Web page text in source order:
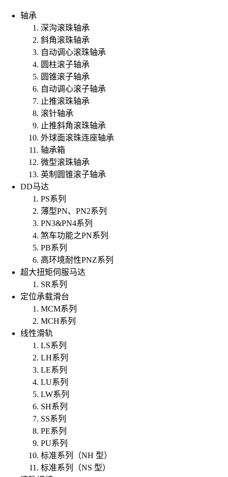
轴承
深沟滚珠轴承
斜角滚珠轴承
自动调心滚珠轴承
圆柱滚子轴承
圆锥滚子轴承
自动调心滚子轴承
止推滚珠轴承
滚针轴承
止推斜角滚珠轴承
外球面滚珠连座轴承
轴承箱
微型滚珠轴承
英制圆锥滚子轴承
DD马达
PS系列
薄型PN、PN2系列
PN3&PN4系列
煞车功能之PN系列
PB系列
高环境耐性PNZ系列
超大扭矩伺服马达
SR系列
定位承载滑台
MCM系列
MCH系列
线性滑轨
LS系列
LH系列
LE系列
LU系列
LW系列
SH系列
SS系列
PE系列
PU系列
标准系列（NH 型）
标准系列（NS 型）